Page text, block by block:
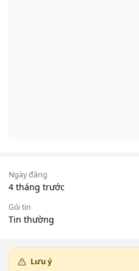
Ngày đăng
4 tháng trước
Gói tin
Tin thường
Lưu ý